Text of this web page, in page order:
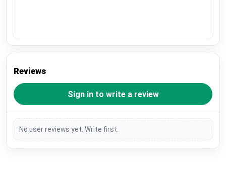
Reviews
Sign in to write a review
No user reviews yet. Write first.